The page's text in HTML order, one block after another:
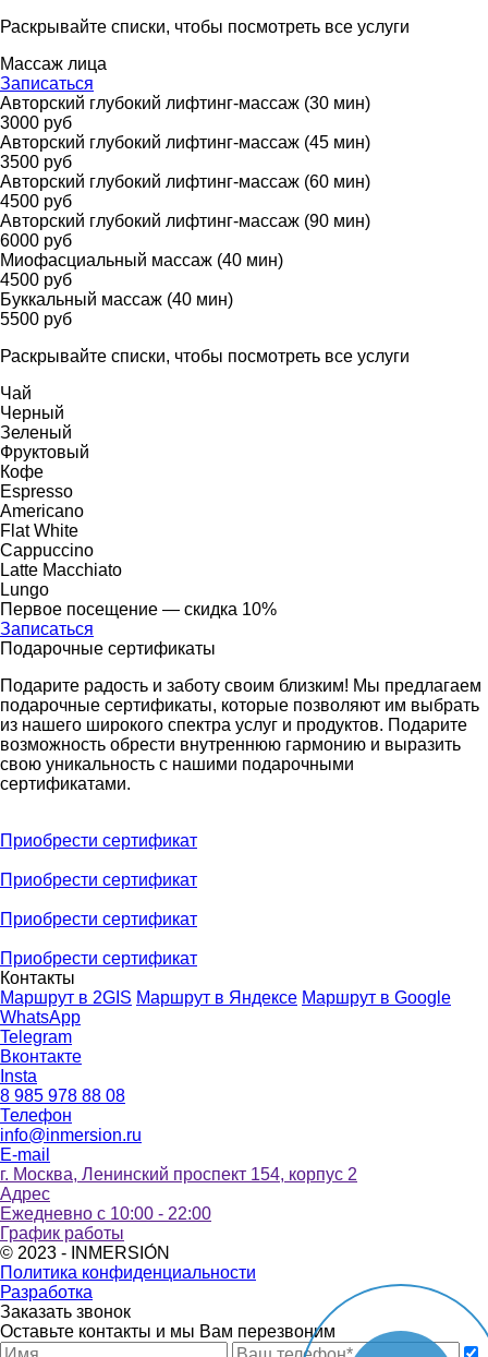
Раскрывайте списки, чтобы посмотреть все услуги
Массаж лица
Записаться
Авторский глубокий лифтинг-массаж (30 мин)
3000 руб
Авторский глубокий лифтинг-массаж (45 мин)
3500 руб
Авторский глубокий лифтинг-массаж (60 мин)
4500 руб
Авторский глубокий лифтинг-массаж (90 мин)
6000 руб
Миофасциальный массаж (40 мин)
4500 руб
Буккальный массаж (40 мин)
5500 руб
Раскрывайте списки, чтобы посмотреть все услуги
Чай
Черный
Зеленый
Фруктовый
Кофе
Espresso
Americano
Flat White
Cappuccino
Latte Macchiato
Lungo
Первое посещение — скидка 10%
Записаться
Подарочные сертификаты
Подарите радость и заботу своим близким! Мы предлагаем
подарочные сертификаты, которые позволяют им выбрать
из нашего широкого спектра услуг и продуктов. Подарите
возможность обрести внутреннюю гармонию и выразить
свою уникальность с нашими подарочными
сертификатами.
Приобрести сертификат
Приобрести сертификат
Приобрести сертификат
Приобрести сертификат
Контакты
Маршрут в 2GIS Маршрут в Яндексе Маршрут в Google
WhatsApp
Telegram
Вконтакте
Instа
8 985 978 88 08
Телефон
info@inmersion.ru
E-mail
г. Москва, Ленинский проспект 154, корпус 2
Адрес
Ежедневно с 10:00 - 22:00
График работы
© 2023 - INMERSIО́N
Политика конфиденциальности
Разработка
Заказать звонок
Оставьте контакты и мы Вам перезвоним